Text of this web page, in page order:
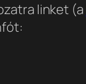
linket (a